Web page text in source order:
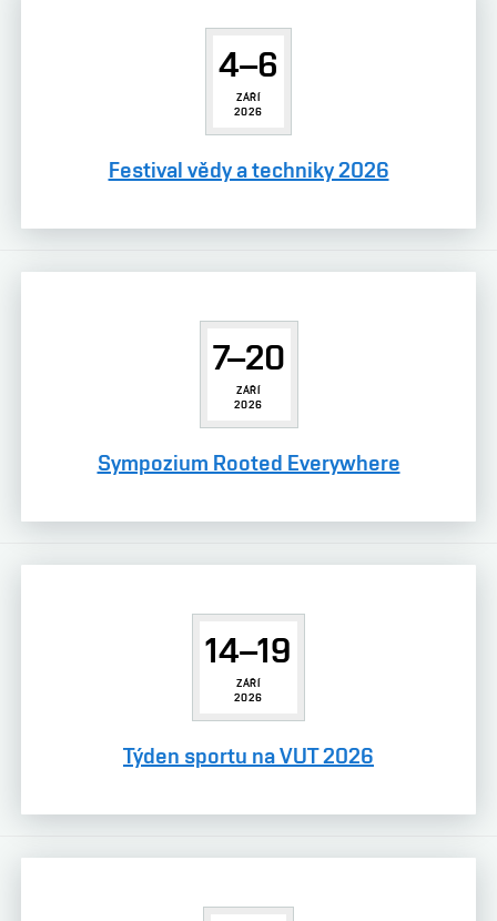
4–6
ZÁŘÍ
2026
Festival vědy a techniky 2026
7–20
ZÁŘÍ
2026
Sympozium Rooted Everywhere
14–19
ZÁŘÍ
2026
Týden sportu na VUT 2026